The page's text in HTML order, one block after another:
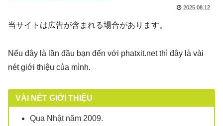
2025.08.12
当サイトは広告が含まれる場合があります。
Nếu đây là lần đầu bạn đến với phatxit.net thì đây là vài
nét giới thiệu của mình.
VÀI NÉT GIỚI THIỆU
Qua Nhật năm 2009.